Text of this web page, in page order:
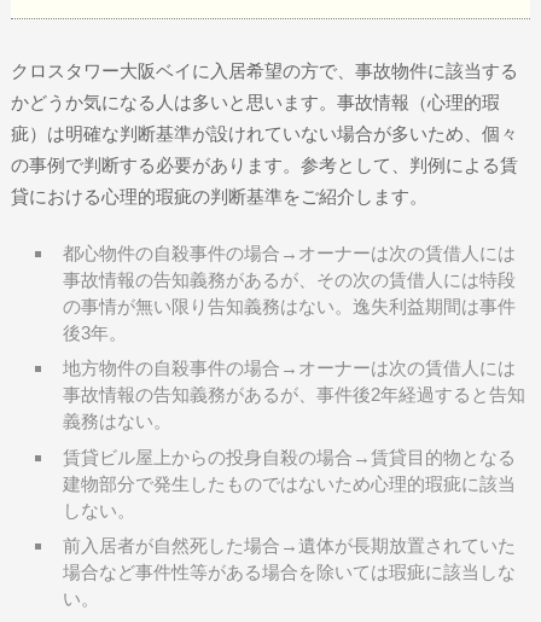
クロスタワー大阪ベイに入居希望の方で、事故物件に該当する
かどうか気になる人は多いと思います。事故情報（心理的瑕
疵）は明確な判断基準が設けれていない場合が多いため、個々
の事例で判断する必要があります。参考として、判例による賃
貸における心理的瑕疵の判断基準をご紹介します。
都心物件の自殺事件の場合→オーナーは次の賃借人には
事故情報の告知義務があるが、その次の賃借人には特段
の事情が無い限り告知義務はない。逸失利益期間は事件
後3年。
地方物件の自殺事件の場合→オーナーは次の賃借人には
事故情報の告知義務があるが、事件後2年経過すると告知
義務はない。
賃貸ビル屋上からの投身自殺の場合→賃貸目的物となる
建物部分で発生したものではないため心理的瑕疵に該当
しない。
前入居者が自然死した場合→遺体が長期放置されていた
場合など事件性等がある場合を除いては瑕疵に該当しな
い。